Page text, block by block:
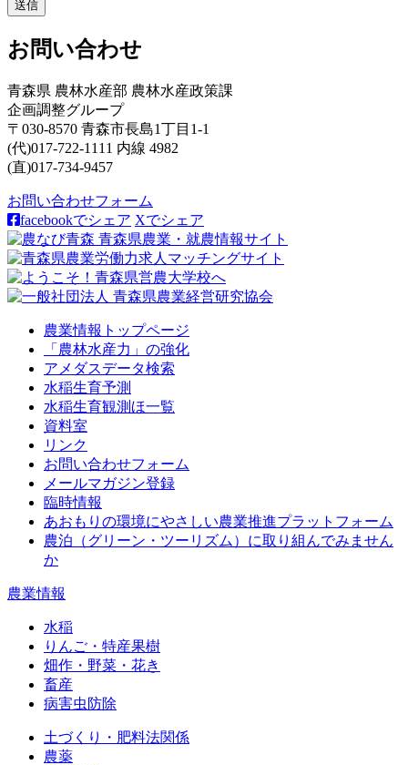
お問い合わせ
青森県 農林水産部 農林水産政策課
企画調整グループ
〒030-8570 青森市長島1丁目1-1
(代)017-722-1111 内線 4982
(直)017-734-9457
お問い合わせフォーム
facebookでシェア Xでシェア
農業情報トップページ
「農林水産力」の強化
アメダスデータ検索
水稲生育予測
水稲生育観測ほ一覧
資料室
リンク
お問い合わせフォーム
メールマガジン登録
臨時情報
あおもりの環境にやさしい農業推進プラットフォーム
農泊（グリーン・ツーリズム）に取り組んでみません
か
農業情報
水稲
りんご・特産果樹
畑作・野菜・花き
畜産
病害虫防除
土づくり・肥料法関係
農薬